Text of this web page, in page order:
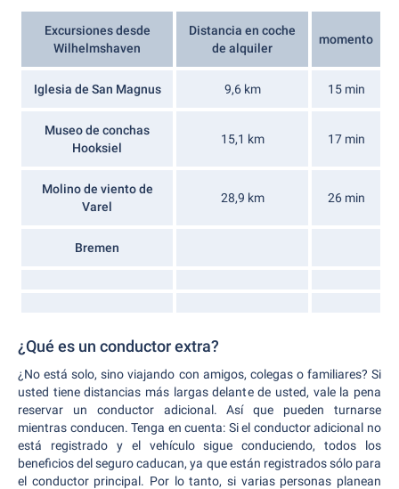
Excursiones desde
Wilhelmshaven
Distancia en coche
de alquiler
momento
Iglesia de San Magnus 9,6 km 15 min
Museo de conchas
Hooksiel
15,1 km 17 min
Molino de viento de
Varel
28,9 km 26 min
Bremen
¿Qué es un conductor extra?
¿No está solo, sino viajando con amigos, colegas o familiares? Si
usted tiene distancias más largas delante de usted, vale la pena
reservar un conductor adicional. Así que pueden turnarse
mientras conducen. Tenga en cuenta: Si el conductor adicional no
está registrado y el vehículo sigue conduciendo, todos los
beneficios del seguro caducan, ya que están registrados sólo para
el conductor principal. Por lo tanto, si varias personas planean